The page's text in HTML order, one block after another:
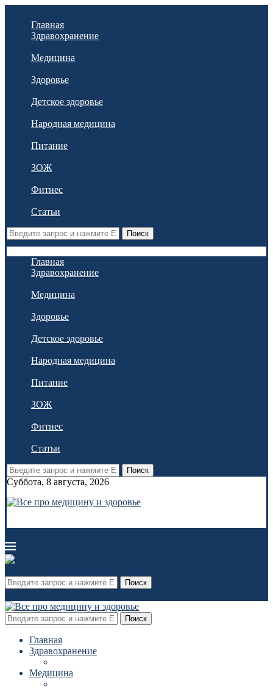
Главная
Здравохранение
Медицина
Здоровье
Детское здоровье
Народная медицина
Питание
ЗОЖ
Фитнес
Статьи
Поиск
Главная
Здравохранение
Медицина
Здоровье
Детское здоровье
Народная медицина
Питание
ЗОЖ
Фитнес
Статьи
Поиск
Суббота, 8 августа, 2026
Поиск
Поиск
Главная
Здравохранение
Медицина